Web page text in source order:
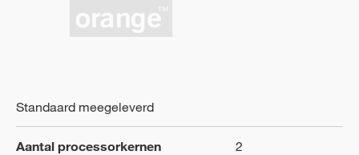
Standaard meegeleverd
Aantal processorkernen 2